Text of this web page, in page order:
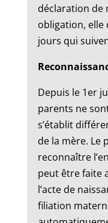
déclaration de
obligation, elle
jours qui
Depuis le 1er
parents ne
s’établit
de la mère. Le
reconnaître
peut être faite
l’acte de
filiation